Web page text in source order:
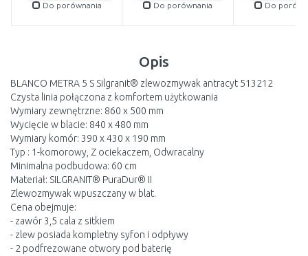
Do porównania Do porównania Do
Opis
BLANCO METRA 5 S Silgranit® zlewozmywak antracyt 513212
Czysta linia połączona z komfortem użytkowania
Wymiary zewnętrzne: 860 x 500 mm
Wycięcie w blacie: 840 x 480 mm
Wymiary komór: 390 x 430 x 190 mm
Typ : 1-komorowy, Z ociekaczem, Odwracalny
Minimalna podbudowa: 60 cm
Materiał: SILGRANIT® PuraDur® II
Zlewozmywak wpuszczany w blat.
Cena obejmuje:
- zawór 3,5 cala z sitkiem
- zlew posiada kompletny syfon i odpływy
- 2 podfrezowane otwory pod baterię